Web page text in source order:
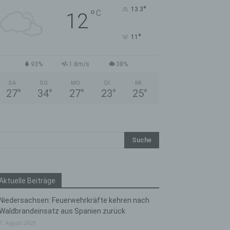
12° C 13.3°
11 °
93% 1.8m/s 38%
SA.
27°
SO.
34°
MO.
27°
DI.
23°
MI.
25°
Beiträge
Feuerwehrkräfte kehren nach
aus Spanien zurück
August 2026